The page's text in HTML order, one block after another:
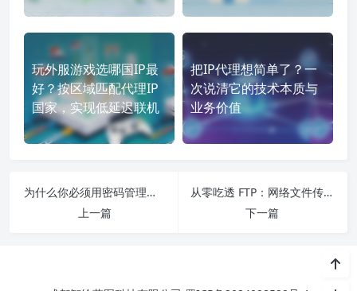
玩外服游戏选哪国IP最
好？按区域匹配代理IP
国家，实现低延迟联机
把IP代理想简单了？一
次说清它的技术本质与
业务价值
为什么你必须用密码管理器？从原理到选型一站式指南
上一篇
从零吃透 FTP：网络文件传输全维度实用指南
下一篇